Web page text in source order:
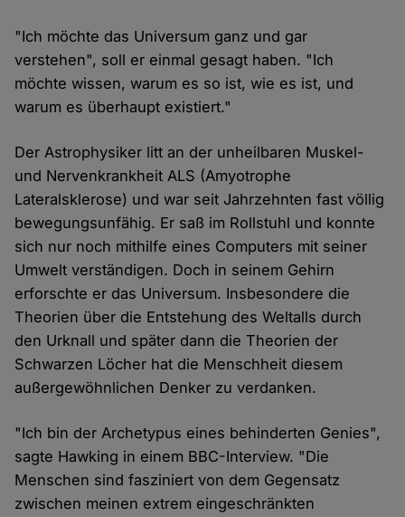
"Ich möchte das Universum ganz und gar
verstehen", soll er einmal gesagt haben. "Ich
möchte wissen, warum es so ist, wie es ist, und
warum es überhaupt existiert."
Der Astrophysiker litt an der unheilbaren Muskel-
und Nervenkrankheit ALS (Amyotrophe
Lateralsklerose) und war seit Jahrzehnten fast völlig
bewegungsunfähig. Er saß im Rollstuhl und konnte
sich nur noch mithilfe eines Computers mit seiner
Umwelt verständigen. Doch in seinem Gehirn
erforschte er das Universum. Insbesondere die
Theorien über die Entstehung des Weltalls durch
den Urknall und später dann die Theorien der
Schwarzen Löcher hat die Menschheit diesem
außergewöhnlichen Denker zu verdanken.
"Ich bin der Archetypus eines behinderten Genies",
sagte Hawking in einem BBC-Interview. "Die
Menschen sind fasziniert von dem Gegensatz
zwischen meinen extrem eingeschränkten